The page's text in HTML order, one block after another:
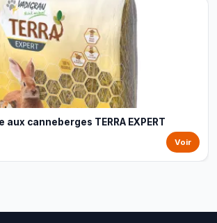
aux canneberges TERRA EXPERT
Voir